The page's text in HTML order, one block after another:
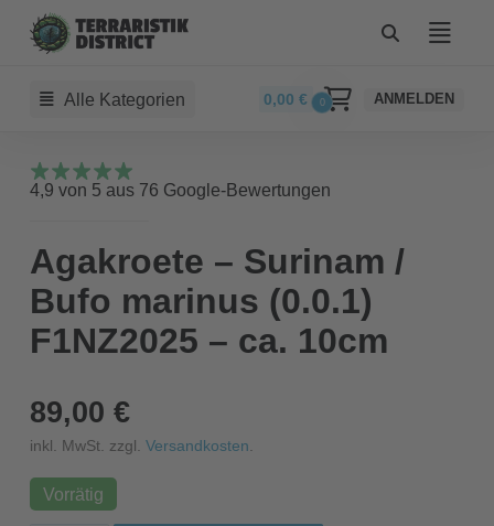
Alle Kategorien 0,00€ 0 ANMELDEN
4,9 von 5 aus 76 Google-Bewertungen
Agakroete – Surinam /
Bufo marinus (0.0.1)
F1NZ2025 – ca. 10cm
89,00 €
inkl. MwSt. zzgl. Versandkosten
Vorrätig